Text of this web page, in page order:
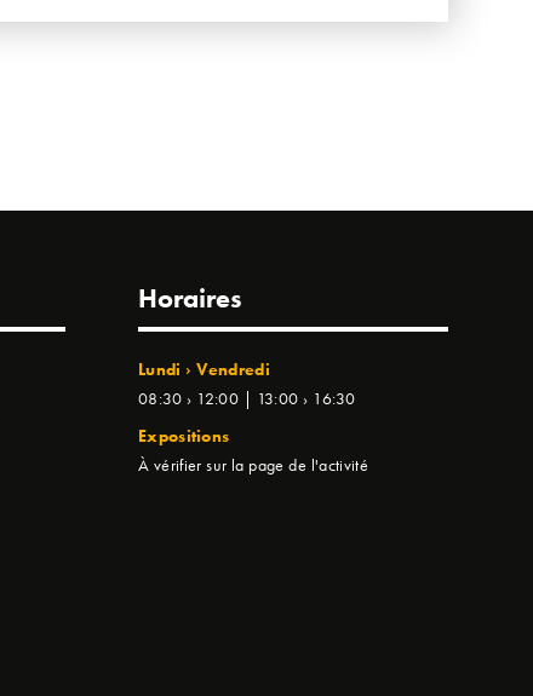
Horaires
Lundi › Vendredi
08:30 › 12:00 | 13:00 › 16:30
Expositions
À vérifier sur la page de l'activité